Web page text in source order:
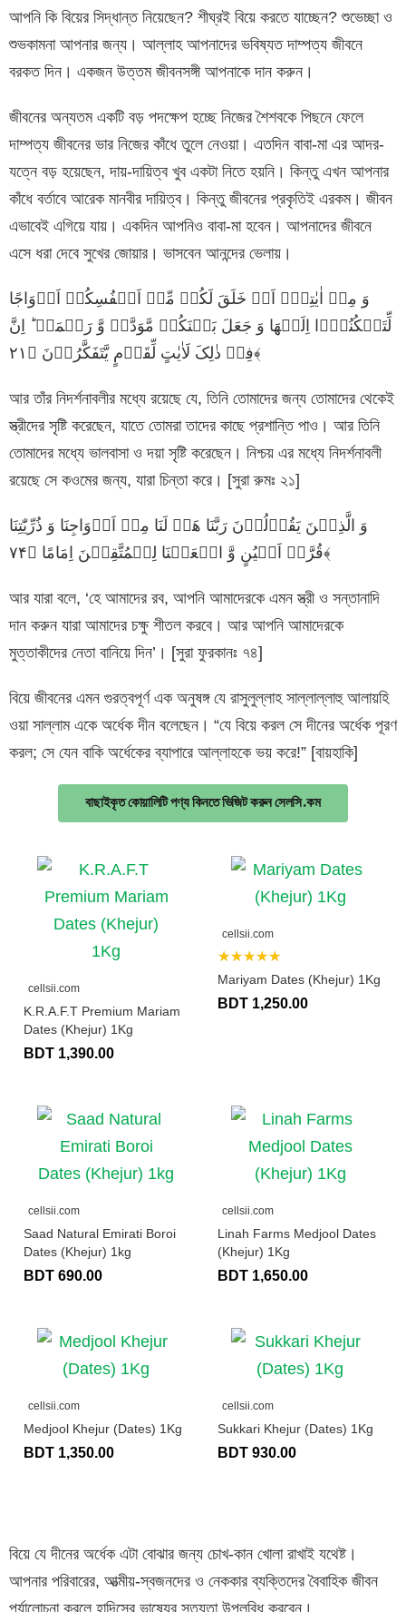
আপনি কি বিয়ের সিদ্ধান্ত নিয়েছেন? শীঘ্রই বিয়ে করতে যাচ্ছেন? শুভেচ্ছা ও
শুভকামনা আপনার জন্য। আল্লাহ আপনাদের ভবিষ্যত দাম্পত্য জীবনে
বরকত দিন। একজন উত্তম জীবনসঙ্গী আপনাকে দান করুন।
জীবনের অন্যতম একটি বড় পদক্ষেপ হচ্ছে নিজের শৈশবকে পিছনে ফেলে
দাম্পত্য জীবনের ভার নিজের কাঁধে তুলে নেওয়া। এতদিন বাবা-মা এর আদর-
যত্নে বড় হয়েছেন, দায়-দায়িত্ব খুব একটা নিতে হয়নি। কিন্তু এখন আপনার
কাঁধে বর্তাবে আরেক মানবীর দায়িত্ব। কিন্তু জীবনের প্রকৃতিই এরকম। জীবন
এভাবেই এগিয়ে যায়। একদিন আপনিও বাবা-মা হবেন। আপনাদের জীবনে
এসে ধরা দেবে সুখের জোয়ার। ভাসবেন আনন্দের ভেলায়।
وَ مِنۡ اٰیٰتِهٖۤ اَنۡ خَلَقَ لَکُمۡ مِّنۡ اَنۡفُسِکُمۡ اَزۡوَاجًا
لِّتَسۡکُنُوۡۤا اِلَیۡهَا وَ جَعَلَ بَیۡنَکُمۡ مَّوَدَّۃً وَّ رَحۡمَۃً ؕ اِنَّ
فِیۡ ذٰلِکَ لَاٰیٰتٍ لِّقَوۡمٍ یَّتَفَکَّرُوۡنَ ﴿۲۱﴾
আর তাঁর নিদর্শনাবলীর মধ্যে রয়েছে যে, তিনি তোমাদের জন্য তোমাদের থেকেই
স্ত্রীদের সৃষ্টি করেছেন, যাতে তোমরা তাদের কাছে প্রশান্তি পাও। আর তিনি
তোমাদের মধ্যে ভালবাসা ও দয়া সৃষ্টি করেছেন। নিশ্চয় এর মধ্যে নিদর্শনাবলী
রয়েছে সে কওমের জন্য, যারা চিন্তা করে। [সুরা রুমঃ ২১]
وَ الَّذِیۡنَ یَقُوۡلُوۡنَ رَبَّنَا هَبۡ لَنَا مِنۡ اَزۡوَاجِنَا وَ ذُرِّیّٰتِنَا
قُرَّۃَ اَعۡیُنٍ وَّ اجۡعَلۡنَا لِلۡمُتَّقِیۡنَ اِمَامًا ﴿۷۴﴾
আর যারা বলে, ‘হে আমাদের রব, আপনি আমাদেরকে এমন স্ত্রী ও সন্তানাদি
দান করুন যারা আমাদের চক্ষু শীতল করবে। আর আপনি আমাদেরকে
মুত্তাকীদের নেতা বানিয়ে দিন’। [সুরা ফুরকানঃ ৭৪]
বিয়ে জীবনের এমন গুরত্বপূর্ণ এক অনুষঙ্গ যে রাসুলুল্লাহ সাল্লাল্লাহু আলায়হি
ওয়া সাল্লাম একে অর্ধেক দীন বলেছেন। “যে বিয়ে করল সে দীনের অর্ধেক পূরণ
করল; সে যেন বাকি অর্ধেকের ব্যাপারে আল্লাহকে ভয় করে!” [বায়হাকি]
বাছাইকৃত কোয়ালিটি পণ্য কিনতে ভিজিট করুন সেলসি.কম
cellsii.com
K.R.A.F.T Premium Mariam
Dates (Khejur) 1Kg
BDT 1,390.00
cellsii.com
★★★★★
Mariyam Dates (Khejur) 1Kg
BDT 1,250.00
cellsii.com
Saad Natural Emirati Boroi
Dates (Khejur) 1kg
BDT 690.00
cellsii.com
Linah Farms Medjool Dates
(Khejur) 1Kg
BDT 1,650.00
cellsii.com
Medjool Khejur (Dates) 1Kg
BDT 1,350.00
cellsii.com
Sukkari Khejur (Dates) 1Kg
BDT 930.00
বিয়ে যে দীনের অর্ধেক এটা বোঝার জন্য চোখ-কান খোলা রাখাই যথেষ্ট।
আপনার পরিবারের, আত্মীয়-স্বজনদের ও নেককার ব্যক্তিদের বৈবাহিক জীবন
পর্যালোচনা করলে হাদিসের ভাষ্যের সত্যতা উপলব্ধি করবেন।